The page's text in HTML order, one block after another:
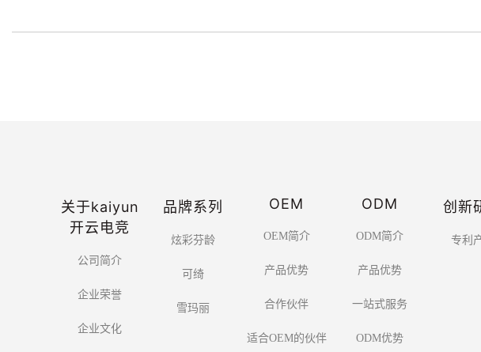
关于kaiyun
开云电竞
公司简介
企业荣誉
企业文化
品牌系列
炫彩芬龄
可绮
雪玛丽
OEM
OEM简介
产品优势
合作伙伴
适合OEM的伙伴
ODM
ODM简介
产品优势
一站式服务
ODM优势
创新
专利